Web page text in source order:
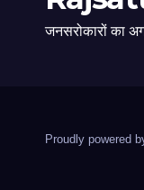
जनसरोकारों का
Proudly powered